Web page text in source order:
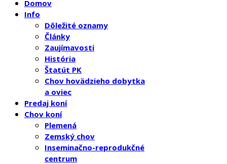
Domov
Info
Dôležité oznamy
Články
Zaujímavosti
História
Štatút PK
Chov hovädzieho dobytka
a oviec
Predaj koní
Chov koní
Plemená
Zemský chov
Inseminačno-reprodukčné
centrum